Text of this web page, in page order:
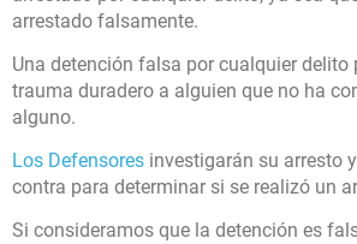
arrestado falsamente.
Una detención falsa por cualquier delito
trauma duradero a alguien que no ha
alguno.
Los Defensores investigarán su arresto
contra para determinar si se realizó un
Si consideramos que la detención es